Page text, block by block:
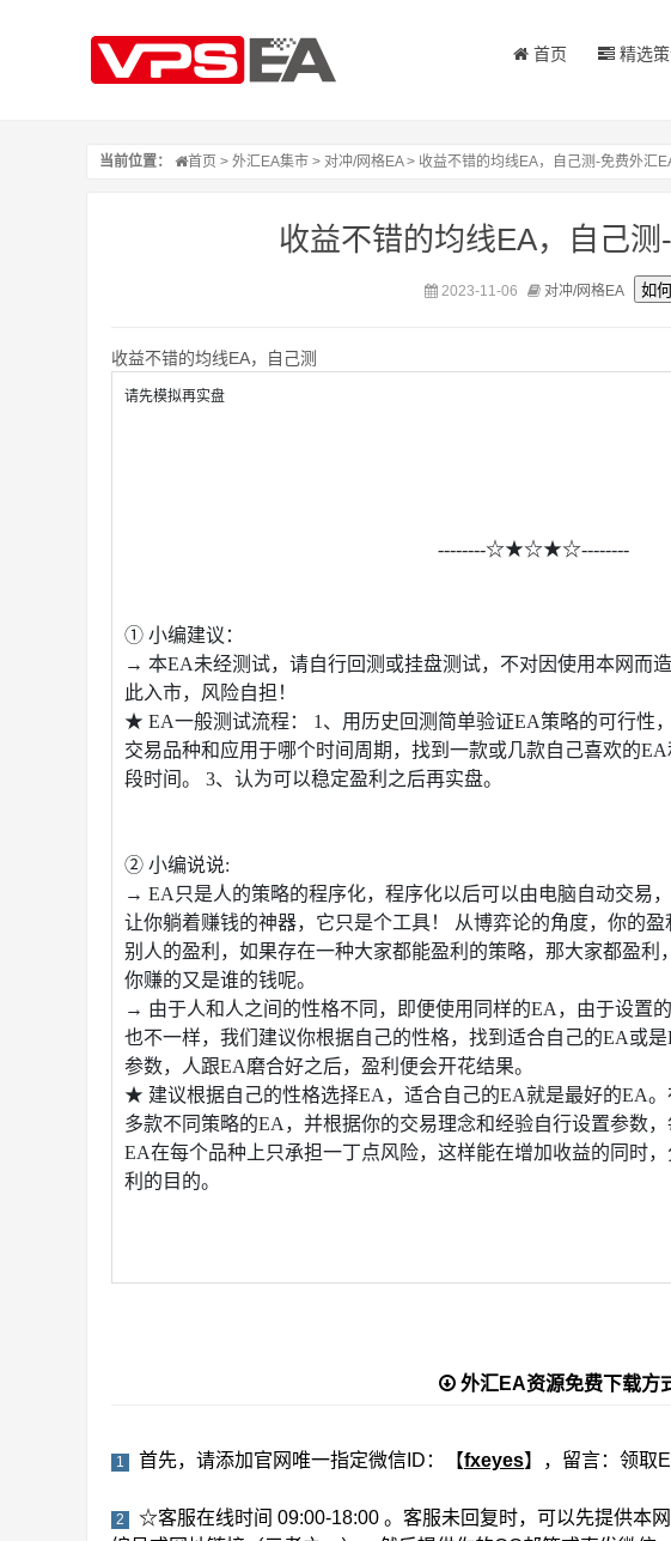
首页 精选
当前位置： 首页 > 外汇EA集市 > 对冲/网格EA> 收益不错的均线EA，自己测-免费外汇
收益不错的均线EA，自己
2023-11-06 对冲/网格EA
收益不错的均线EA，自己测
请先模拟再实盘
--------☆★☆★☆--------
① 小编建议：
→ 本EA未经测试，请自行回测或挂盘测试，不对因使用本网而
此入市，风险自担！
★ EA一般测试流程： 1、用历史回测简单验证EA策略的可行性
交易品种和应用于哪个时间周期，找到一款或几款自己喜欢的
段时间。 3、认为可以稳定盈利之后再实盘。
② 小编说说:
→ EA只是人的策略的程序化，程序化以后可以由电脑自动交易
让你躺着赚钱的神器，它只是个工具！ 从博弈论的角度，你的
别人的盈利，如果存在一种大家都能盈利的策略，那大家都盈利
你赚的又是谁的钱呢。
→ 由于人和人之间的性格不同，即便使用同样的EA，由于设置
也不一样，我们建议你根据自己的性格，找到适合自己的EA或
参数，人跟EA磨合好之后，盈利便会开花结果。
★ 建议根据自己的性格选择EA，适合自己的EA就是最好的EA
多款不同策略的EA，并根据你的交易理念和经验自行设置参数
EA在每个品种上只承担一丁点风险，这样能在增加收益的同时
利的目的。
外汇EA资源免费下载方
1 首先，请添加官网唯一指定微信ID：【fxeyes】，留言：领取
2 ☆客服在线时间 09:00-18:00 。客服未回复时，可以先提供本